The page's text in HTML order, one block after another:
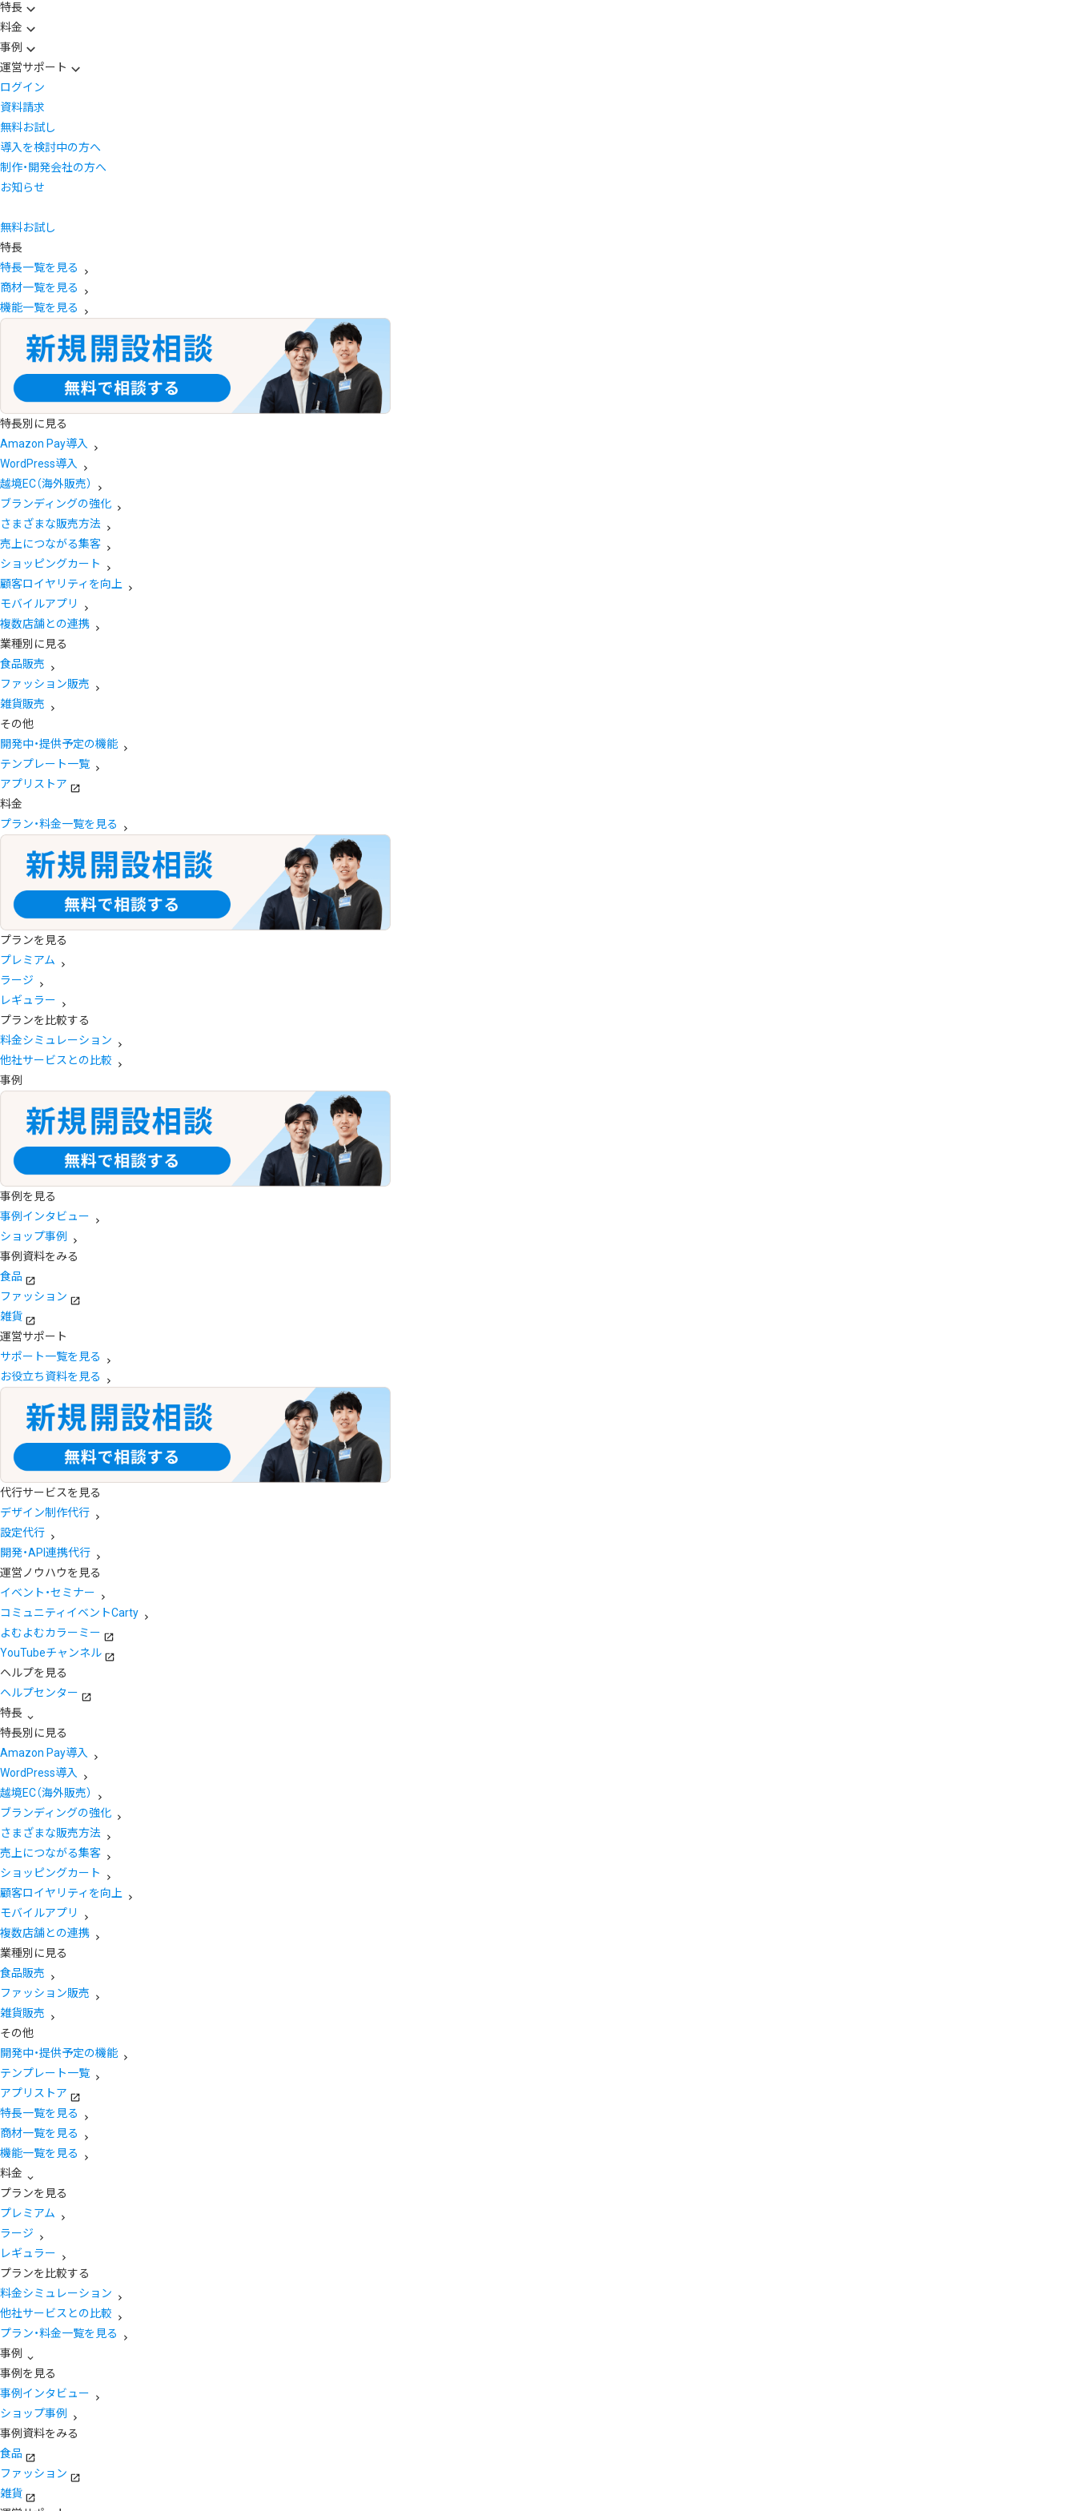
特長
料金
事例
運営サポート
ログイン
資料請求
無料お試し
導入を検討中の方へ
制作・開発会社の方へ
お知らせ
無料お試し
特長
特長一覧を見る
商材一覧を見る
機能一覧を見る
特長別に見る
Amazon Pay導入
WordPress導入
越境EC（海外販売）
ブランディングの強化
さまざまな販売方法
売上につながる集客
ショッピングカート
顧客ロイヤリティを向上
モバイルアプリ
複数店舗との連携
業種別に見る
食品販売
ファッション販売
雑貨販売
その他
開発中・提供予定の機能
テンプレート一覧
アプリストア
料金
プラン・料金一覧を見る
プランを見る
プレミアム
ラージ
レギュラー
プランを比較する
料金シミュレーション
他社サービスとの比較
事例
事例を見る
事例インタビュー
ショップ事例
事例資料をみる
食品
ファッション
雑貨
運営サポート
サポート一覧を見る
お役立ち資料を見る
代行サービスを見る
デザイン制作代行
設定代行
開発・API連携代行
運営ノウハウを見る
イベント・セミナー
コミュニティイベントCarty
よむよむカラーミー
YouTubeチャンネル
ヘルプを見る
ヘルプセンター
特長
特長別に見る
Amazon Pay導入
WordPress導入
越境EC（海外販売）
ブランディングの強化
さまざまな販売方法
売上につながる集客
ショッピングカート
顧客ロイヤリティを向上
モバイルアプリ
複数店舗との連携
業種別に見る
食品販売
ファッション販売
雑貨販売
その他
開発中・提供予定の機能
テンプレート一覧
アプリストア
特長一覧を見る
商材一覧を見る
機能一覧を見る
料金
プランを見る
プレミアム
ラージ
レギュラー
プランを比較する
料金シミュレーション
他社サービスとの比較
プラン・料金一覧を見る
事例
事例を見る
事例インタビュー
ショップ事例
事例資料をみる
食品
ファッション
雑貨